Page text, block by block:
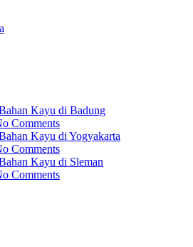
Kayu di Badung
Comments
Kayu di Yogyakarta
Comments
Kayu di Sleman
Comments